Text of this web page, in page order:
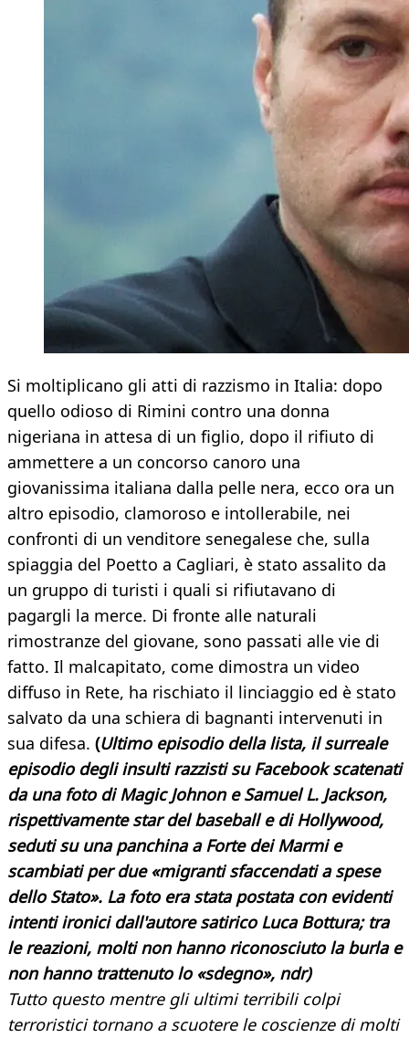
Si moltiplicano gli atti di razzismo in Italia: dopo
quello odioso di Rimini contro una donna
nigeriana in attesa di un figlio, dopo il rifiuto di
ammettere a un concorso canoro una
giovanissima italiana dalla pelle nera, ecco ora un
altro episodio, clamoroso e intollerabile, nei
confronti di un venditore senegalese che, sulla
spiaggia del Poetto a Cagliari, è stato assalito da
un gruppo di turisti i quali si rifiutavano di
pagargli la merce. Di fronte alle naturali
rimostranze del giovane, sono passati alle vie di
fatto. Il malcapitato, come dimostra un video
diffuso in Rete, ha rischiato il linciaggio ed è stato
salvato da una schiera di bagnanti intervenuti in
sua difesa. (Ultimo episodio della lista, il surreale
episodio degli insulti razzisti su Facebook scatenati
da una foto di Magic Johnon e Samuel L. Jackson,
rispettivamente star del baseball e di Hollywood,
seduti su una panchina a Forte dei Marmi e
scambiati per due «migranti sfaccendati a spese
dello Stato». La foto era stata postata con evidenti
intenti ironici dall'autore satirico Luca Bottura; tra
le reazioni, molti non hanno riconosciuto la burla e
non hanno trattenuto lo «sdegno», ndr)
Tutto questo mentre gli ultimi terribili colpi
terroristici tornano a scuotere le coscienze di molti